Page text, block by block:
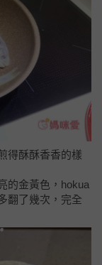
得酥酥香香的樣
的金黃色，hokua
翻了幾次，完全